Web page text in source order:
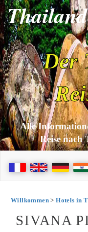
Der
Alle
Reise nach
Willkommen>Hotels in
SIVANA